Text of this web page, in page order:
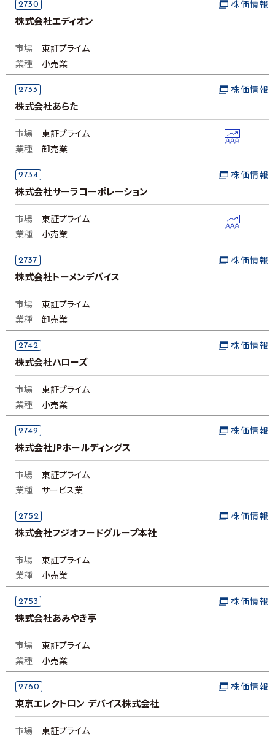
2730
株式会社エディオン
株価情報
市場
東証プライム
業種
小売業
2733
株式会社あらた
株価情報
市場
東証プライム
業種
卸売業
2734
株式会社サーラコーポレーション
株価情報
市場
東証プライム
業種
小売業
2737
株式会社トーメンデバイス
株価情報
市場
東証プライム
業種
卸売業
2742
株式会社ハローズ
株価情報
市場
東証プライム
業種
小売業
2749
株式会社JPホールディングス
株価情報
市場
東証プライム
業種
サービス業
2752
株式会社フジオフードグループ本社
株価情報
市場
東証プライム
業種
小売業
2753
株式会社あみやき亭
株価情報
市場
東証プライム
業種
小売業
2760
東京エレクトロン デバイス株式会社
株価情報
市場
東証プライム